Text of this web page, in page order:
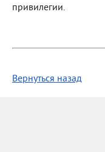
привилегии.
Вернуться назад